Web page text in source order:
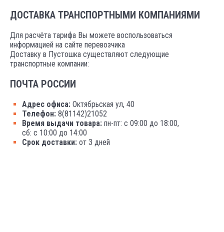
ДОСТАВКА ТРАНСПОРТНЫМИ КОМПАНИЯМИ
Для расчёта тарифа Вы можете воспользоваться
информацией на сайте перевозчика
Доставку в Пустошка существляют следующие
транспортные компании:
ПОЧТА РОССИИ
Адрес офиса: Октябрьская ул, 40
Телефон: 8(81142)21052
Время выдачи товара: пн-пт: с 09:00 до 18:00,
сб: с 10:00 до 14:00
Срок доставки: от 3 дней